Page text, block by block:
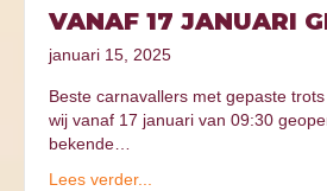
VANAF 17 JANUARI
januari 15, 2025
Beste carnavallers met gepaste
wij vanaf 17 januari van 09:30
bekende…
Lees verder...